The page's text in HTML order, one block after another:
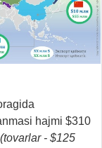
hajmi $310
(tovarlar - $125